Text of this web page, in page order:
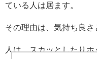
ている人は居ます。
その理由は、気持ち良さ
人は、スカッとしたり